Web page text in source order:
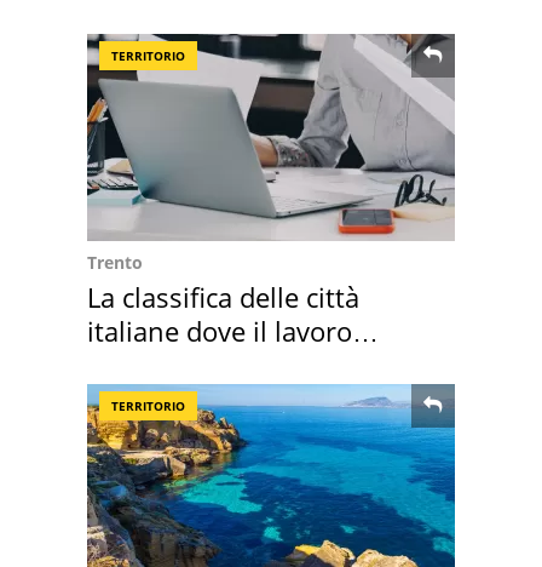
TERRITORIO
Trento
La classifica delle città
italiane dove il lavoro
TERRITORIO